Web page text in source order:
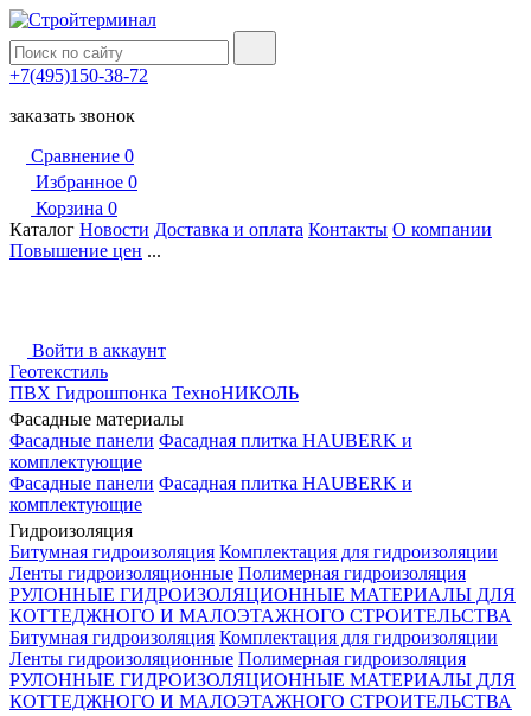
+7(495)150-38-72
заказать звонок
Сравнение 0
Избранное 0
Корзина 0
Каталог Новости Доставка и оплата Контакты О компании
Повышение цен ...
Войти в аккаунт
Геотекстиль
ПВХ Гидрошпонка ТехноНИКОЛЬ
Фасадные материалы
Фасадные панели Фасадная плитка HAUBERK и
комплектующие
Фасадные панели Фасадная плитка HAUBERK и
комплектующие
Гидроизоляция
Битумная гидроизоляция Комплектация для гидроизоляции
Ленты гидроизоляционные Полимерная гидроизоляция
РУЛОННЫЕ ГИДРОИЗОЛЯЦИОННЫЕ МАТЕРИАЛЫ ДЛЯ
КОТТЕДЖНОГО И МАЛОЭТАЖНОГО СТРОИТЕЛЬСТВА
Битумная гидроизоляция Комплектация для гидроизоляции
Ленты гидроизоляционные Полимерная гидроизоляция
РУЛОННЫЕ ГИДРОИЗОЛЯЦИОННЫЕ МАТЕРИАЛЫ ДЛЯ
КОТТЕДЖНОГО И МАЛОЭТАЖНОГО СТРОИТЕЛЬСТВА